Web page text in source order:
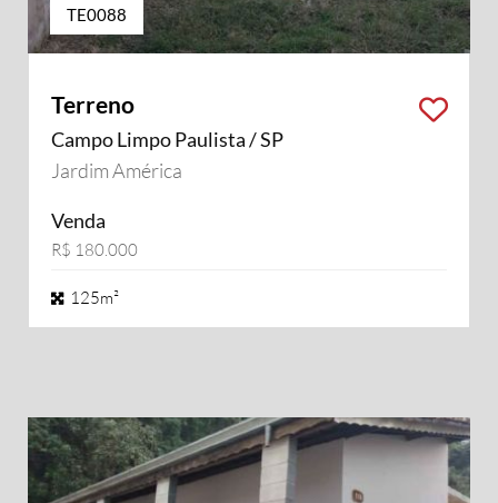
TE0088
Terreno
Campo Limpo Paulista / SP
Jardim América
Venda
R$ 180.000
125m²